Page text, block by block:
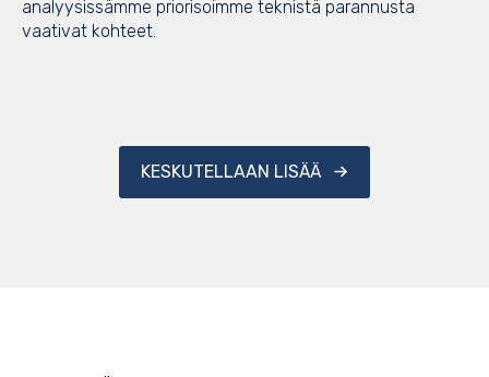
analyysissämme priorisoimme teknistä parannusta
vaativat kohteet.
KESKUTELLAAN LISÄÄ